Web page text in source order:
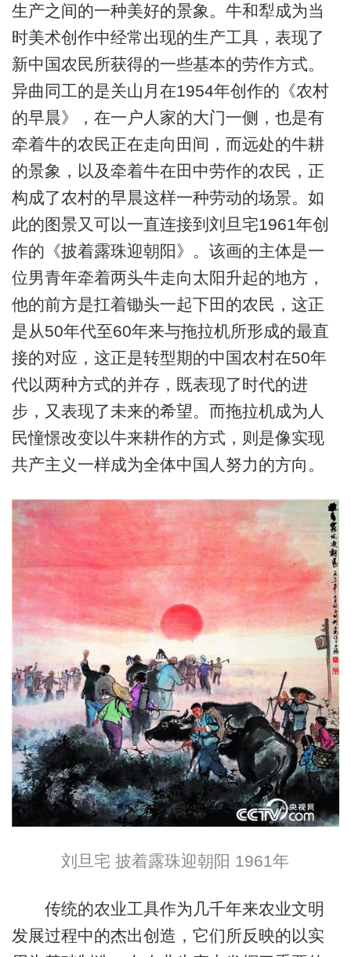
生产之间的一种美好的景象。牛和犁成为当
时美术创作中经常出现的生产工具，表现了
新中国农民所获得的一些基本的劳作方式。
异曲同工的是关山月在1954年创作的《农村
的早晨》，在一户人家的大门一侧，也是有
牵着牛的农民正在走向田间，而远处的牛耕
的景象，以及牵着牛在田中劳作的农民，正
构成了农村的早晨这样一种劳动的场景。如
此的图景又可以一直连接到刘旦宅1961年创
作的《披着露珠迎朝阳》。该画的主体是一
位男青年牵着两头牛走向太阳升起的地方，
他的前方是扛着锄头一起下田的农民，这正
是从50年代至60年来与拖拉机所形成的最直
接的对应，这正是转型期的中国农村在50年
代以两种方式的并存，既表现了时代的进
步，又表现了未来的希望。而拖拉机成为人
民憧憬改变以牛来耕作的方式，则是像实现
共产主义一样成为全体中国人努力的方向。
刘旦宅 披着露珠迎朝阳 1961年
传统的农业工具作为几千年来农业文明
发展过程中的杰出创造，它们所反映的以实